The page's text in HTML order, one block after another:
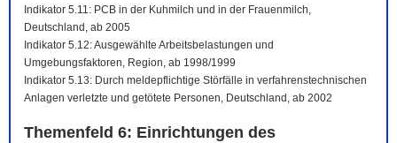
Indikator 5.11: PCB in der Kuhmilch und in der Frauenmilch,
Deutschland, ab 2005
Indikator 5.12: Ausgewählte Arbeitsbelastungen und
Umgebungsfaktoren, Region, ab 1998/1999
Indikator 5.13: Durch meldepflichtige Störfälle in verfahrenstechnischen
Anlagen verletzte und getötete Personen, Deutschland, ab 2002
Themenfeld 6: Einrichtungen des